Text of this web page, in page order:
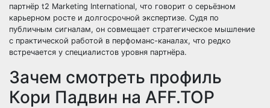
партнёр t2 Marketing International, что говорит о серьёзном
карьерном росте и долгосрочной экспертизе. Судя по
публичным сигналам, он совмещает стратегическое мышление
с практической работой в перфоманс-каналах, что редко
встречается у специалистов уровня партнёра.
Зачем смотреть профиль
Кори Падвин на AFF.TOP